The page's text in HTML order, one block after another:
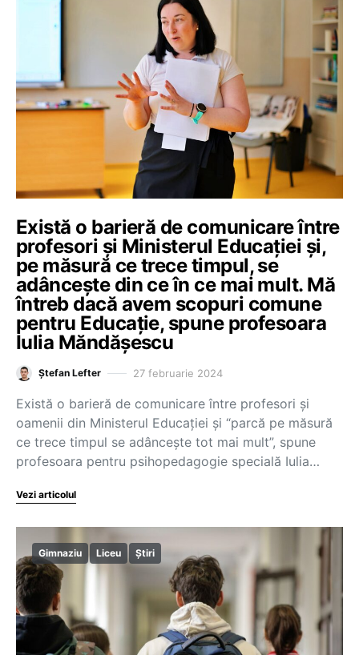
Există o barieră de comunicare între
profesori și Ministerul Educației și,
pe măsură ce trece timpul, se
adâncește din ce în ce mai mult. Mă
întreb dacă avem scopuri comune
pentru Educație, spune profesoara
Iulia Măndășescu
Ștefan Lefter 27 februarie 2024
Există o barieră de comunicare între profesori și
oamenii din Ministerul Educației și “parcă pe măsură
ce trece timpul se adâncește tot mai mult”, spune
profesoara pentru psihopedagogie specială Iulia…
Vezi articolul
Gimnaziu Liceu Știri